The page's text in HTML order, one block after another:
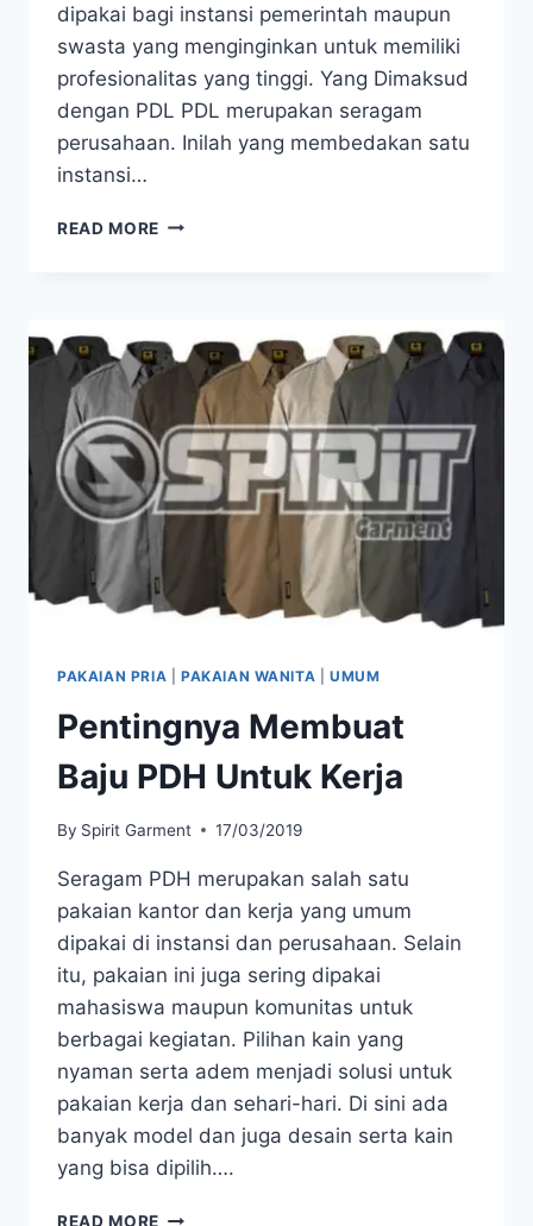
dipakai bagi instansi pemerintah maupun
swasta yang menginginkan untuk memiliki
profesionalitas yang tinggi. Yang Dimaksud
dengan PDL PDL merupakan seragam
perusahaan. Inilah yang membedakan satu
instansi…
READ MORE FUNGSI
PAKAIAN PRIA PAKAIAN WANITA |UMUM
Pentingnya Membuat
Baju PDH Untuk Kerja
By Spirit Garment 17/03/2019
Seragam PDH merupakan salah satu
pakaian kantor dan kerja yang umum
dipakai di instansi dan perusahaan. Selain
itu, pakaian ini juga sering dipakai
mahasiswa maupun komunitas untuk
berbagai kegiatan. Pilihan kain yang
nyaman serta adem menjadi solusi untuk
pakaian kerja dan sehari-hari. Di sini ada
banyak model dan juga desain serta kain
yang bisa dipilih….
READ MORE PENTINGNYA